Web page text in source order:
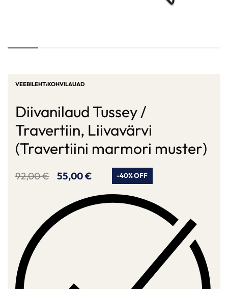
VEEBILEHT›KOHVILAUAD
Diivanilaud Tussey /
Travertiin, Liivavärvi
(Travertiini marmori muster)
92,00€ 55,00€ -40% OFF